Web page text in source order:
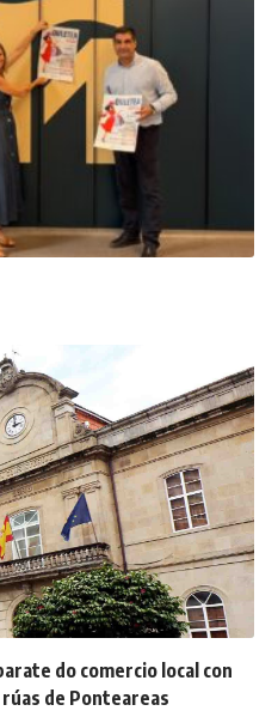
do comercio local con
de Ponteareas